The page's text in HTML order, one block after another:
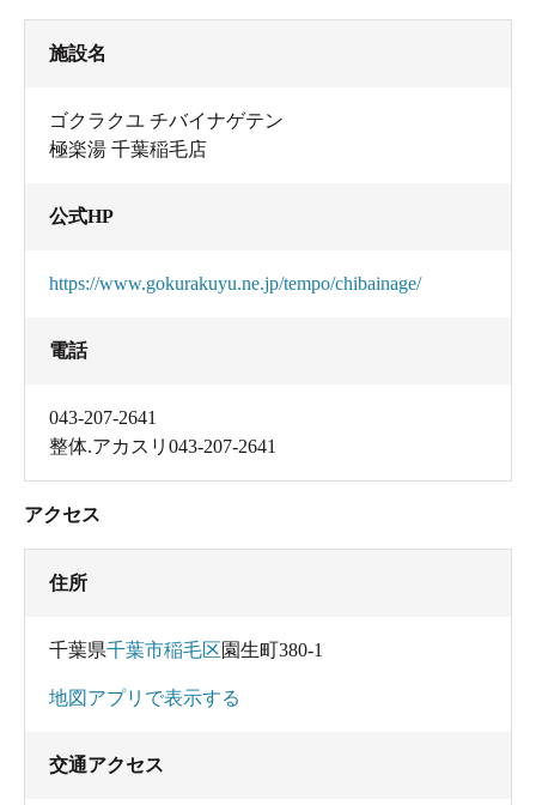
貴重品ロッカーは自分で番号を設定します。
脱衣所のロッカーのサイズは2種類
浴効果が関係しているようです。サウナや大きなお風呂
り、肌がキレイに温まった状態で紫外線を浴びられるた
施設名
ゴクラクユ チバイナゲテン
極楽湯 千葉稲毛店
公式HP
https://www.gokurakuyu.ne.jp/tempo/chibainage/
電話
043-207-2641
整体.アカスリ043-207-2641
アクセス
住所
千葉県千葉市稲毛区園生町380-1
地図アプリで表示する
交通アクセス